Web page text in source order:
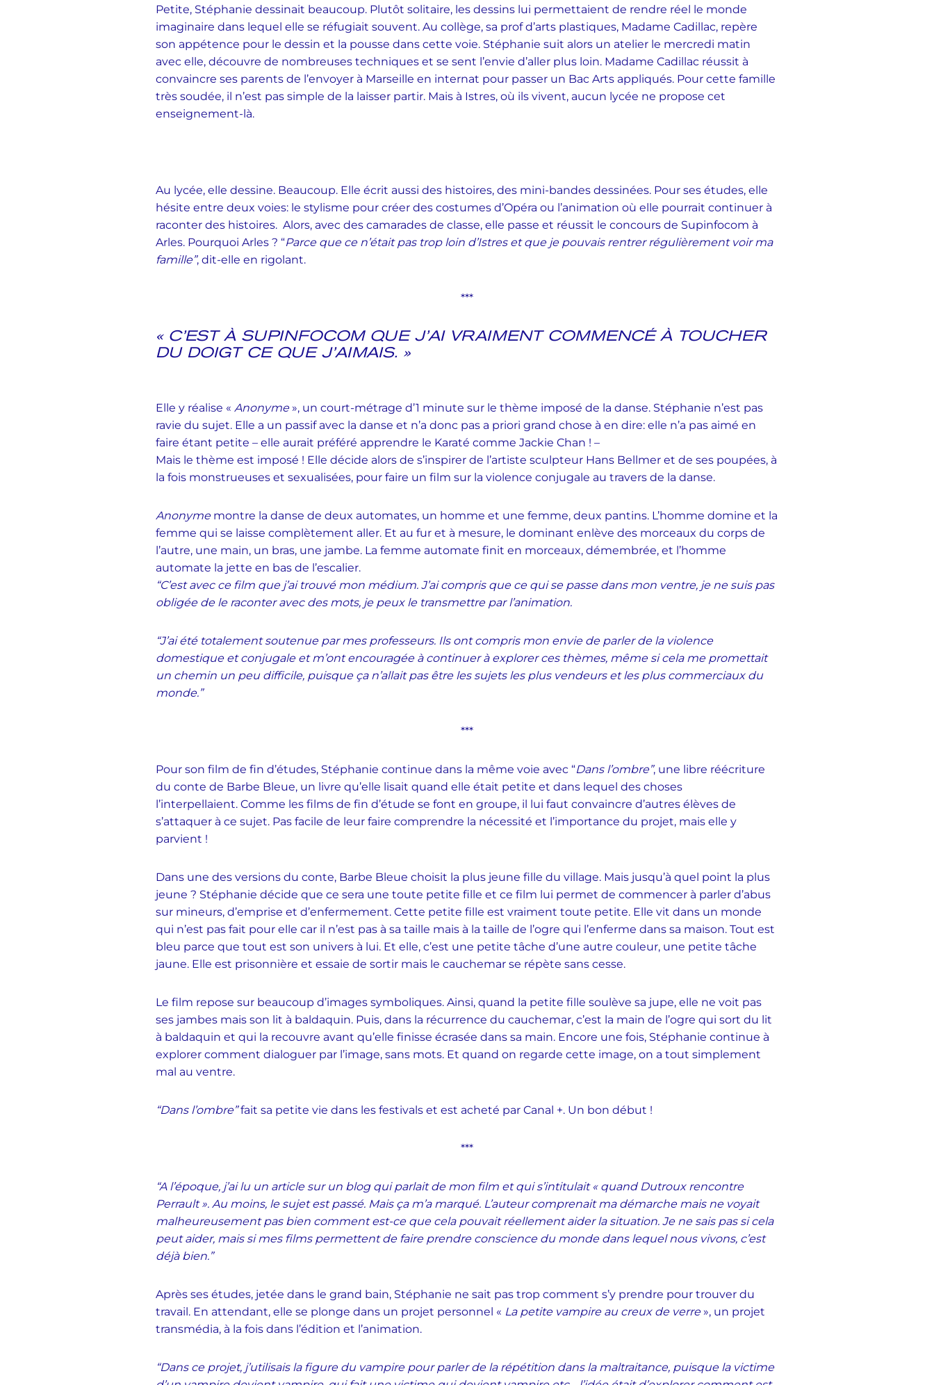
Petite, Stéphanie dessinait beaucoup. Plutôt solitaire, les dessins lui permettaient de rendre réel le monde
imaginaire dans lequel elle se réfugiait souvent. Au collège, sa prof d’arts plastiques, Madame Cadillac, repère
son appétence pour le dessin et la pousse dans cette voie. Stéphanie suit alors un atelier le mercredi matin
avec elle, découvre de nombreuses techniques et se sent l’envie d’aller plus loin. Madame Cadillac réussit à
convaincre ses parents de l’envoyer à Marseille en internat pour passer un Bac Arts appliqués. Pour cette famille
très soudée, il n’est pas simple de la laisser partir. Mais à Istres, où ils vivent, aucun lycée ne propose cet
enseignement-là.
Au lycée, elle dessine. Beaucoup. Elle écrit aussi des histoires, des mini-bandes dessinées. Pour ses études, elle
hésite entre deux voies: le stylisme pour créer des costumes d’Opéra ou l’animation où elle pourrait continuer à
raconter des histoires. Alors, avec des camarades de classe, elle passe et réussit le concours de Supinfocom à
Arles. Pourquoi Arles ? “Parce que ce n’était pas trop loin d’Istres et que je pouvais rentrer régulièrement voir ma
famille”, dit-elle en rigolant.
***
« C’EST À SUPINFOCOM QUE J’AI VRAIMENT COMMENCÉ À TOUCHER
DU DOIGT CE QUE J’AIMAIS. »
Elle y réalise « Anonyme», un court-métrage d’1 minute sur le thème imposé de la danse. Stéphanie n’est pas
ravie du sujet. Elle a un passif avec la danse et n’a donc pas a priori grand chose à en dire: elle n’a pas aimé en
faire étant petite – elle aurait préféré apprendre le Karaté comme Jackie Chan ! –
Mais le thème est imposé ! Elle décide alors de s’inspirer de l’artiste sculpteur Hans Bellmer et de ses poupées, à
la fois monstrueuses et sexualisées, pour faire un film sur la violence conjugale au travers de la danse.
Anonyme montre la danse de deux automates, un homme et une femme, deux pantins. L’homme domine et la
femme qui se laisse complètement aller. Et au fur et à mesure, le dominant enlève des morceaux du corps de
l’autre, une main, un bras, une jambe. La femme automate finit en morceaux, démembrée, et l’homme
automate la jette en bas de l’escalier.
“C’est avec ce film que j’ai trouvé mon médium. J’ai compris que ce qui se passe dans mon ventre, je ne suis pas
obligée de le raconter avec des mots, je peux le transmettre par l’animation.
“J’ai été totalement soutenue par mes professeurs. Ils ont compris mon envie de parler de la violence
domestique et conjugale et m’ont encouragée à continuer à explorer ces thèmes, même si cela me promettait
un chemin un peu difficile, puisque ça n’allait pas être les sujets les plus vendeurs et les plus commerciaux du
monde.”
***
Pour son film de fin d’études, Stéphanie continue dans la même voie avec “Dans l’ombre”, une libre réécriture
du conte de Barbe Bleue, un livre qu’elle lisait quand elle était petite et dans lequel des choses
l’interpellaient. Comme les films de fin d’étude se font en groupe, il lui faut convaincre d’autres élèves de
s’attaquer à ce sujet. Pas facile de leur faire comprendre la nécessité et l’importance du projet, mais elle y
parvient !
Dans une des versions du conte, Barbe Bleue choisit la plus jeune fille du village. Mais jusqu’à quel point la plus
jeune ? Stéphanie décide que ce sera une toute petite fille et ce film lui permet de commencer à parler d’abus
sur mineurs, d’emprise et d’enfermement. Cette petite fille est vraiment toute petite. Elle vit dans un monde
qui n’est pas fait pour elle car il n’est pas à sa taille mais à la taille de l’ogre qui l’enferme dans sa maison. Tout est
bleu parce que tout est son univers à lui. Et elle, c’est une petite tâche d’une autre couleur, une petite tâche
jaune. Elle est prisonnière et essaie de sortir mais le cauchemar se répète sans cesse.
Le film repose sur beaucoup d’images symboliques. Ainsi, quand la petite fille soulève sa jupe, elle ne voit pas
ses jambes mais son lit à baldaquin. Puis, dans la récurrence du cauchemar, c’est la main de l’ogre qui sort du lit
à baldaquin et qui la recouvre avant qu’elle finisse écrasée dans sa main. Encore une fois, Stéphanie continue à
explorer comment dialoguer par l’image, sans mots. Et quand on regarde cette image, on a tout simplement
mal au ventre.
“Dans l’ombre”fait sa petite vie dans les festivals et est acheté par Canal +. Un bon début !
***
“A l’époque, j’ai lu un article sur un blog qui parlait de mon film et qui s’intitulait « quand Dutroux rencontre
Perrault ». Au moins, le sujet est passé. Mais ça m’a marqué. L’auteur comprenait ma démarche mais ne voyait
malheureusement pas bien comment est-ce que cela pouvait réellement aider la situation. Je ne sais pas si cela
peut aider, mais si mes films permettent de faire prendre conscience du monde dans lequel nous vivons, c’est
déjà bien.”
Après ses études, jetée dans le grand bain, Stéphanie ne sait pas trop comment s’y prendre pour trouver du
travail. En attendant, elle se plonge dans un projet personnel « La petite vampire au creux de verre», un projet
transmédia, à la fois dans l’édition et l’animation.
“Dans ce projet, j’utilisais la figure du vampire pour parler de la répétition dans la maltraitance, puisque la victime